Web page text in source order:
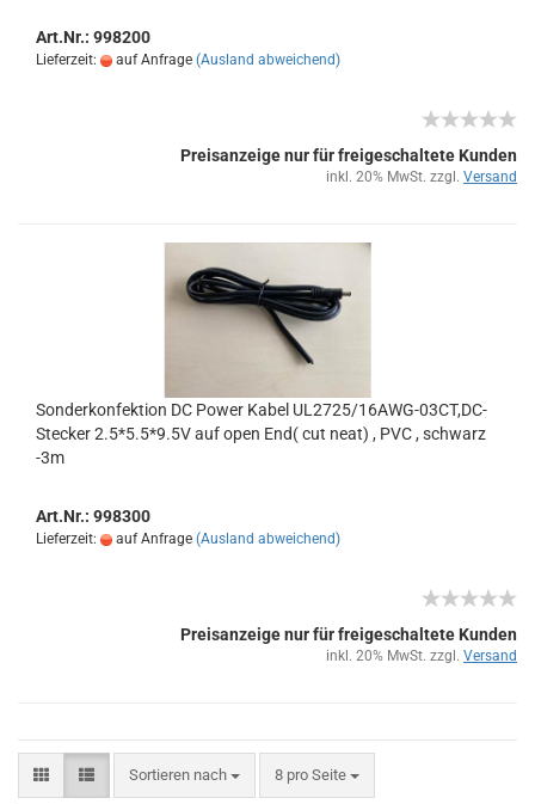
Art.Nr.: 998200
Lieferzeit: auf Anfrage (Ausland abweichend)
Preisanzeige nur für freigeschaltete Kunden
inkl. 20% MwSt. zzgl. Versand
Son­der­kon­fek­ti­on DC Power Kabel UL2725/16AWG-​​03CT,DC-​
Ste­cker 2.5*5.5*9.5V auf open End( cut neat) , PVC , schwarz
-3m
Art.Nr.: 998300
Lieferzeit: auf Anfrage (Ausland abweichend)
Preisanzeige nur für freigeschaltete Kunden
inkl. 20% MwSt. zzgl. Versand
Sortieren nach 8 pro Seite